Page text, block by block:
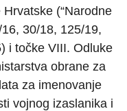
(“Narodne
30/18, 125/19,
i točke VIII. Odluke
obrane za
za imenovanje
vojnog izaslanika i